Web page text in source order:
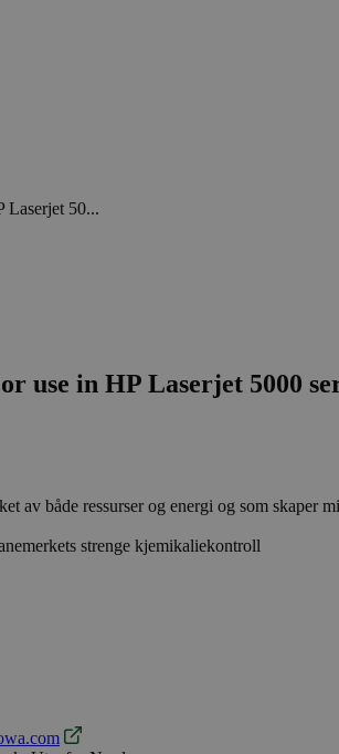
50...
use in HP Laserjet 5000
av både ressurser og energi og som skaper
strenge kjemikaliekontroll